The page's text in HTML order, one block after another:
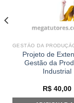
Projeto de
Gestão da
Industrial
R$40,00